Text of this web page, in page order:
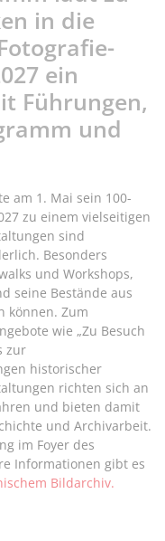
in die
ein
Führungen,
und
am 1. Mai sein 100-
zu einem vielseitigen
sind
Besonders
und Workshops,
seine Bestände aus
können. Zum
wie „Zu Besuch
zur
historischer
richten sich an
und bieten damit
und Archivarbeit.
im Foyer des
Informationen gibt es
Bildarchiv.